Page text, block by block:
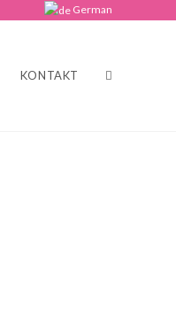
German
KONTAKT